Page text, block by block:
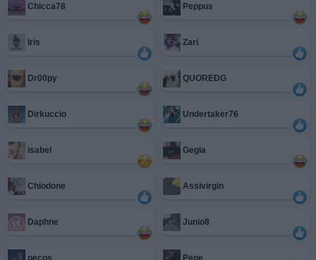
Chicca78 Peppus
Iris Zari
Dr00py QUOREDG
Dirkuccio Undertaker76
isabel Gegia
Chiodone Assivirgin
Daphne Junio8
pecos Pepe